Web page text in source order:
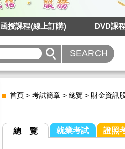
函授課程(線上訂購) DVD課
首頁 > 考試簡章 > 總覽 > 財金資訊
總 覽 就業考試 證照